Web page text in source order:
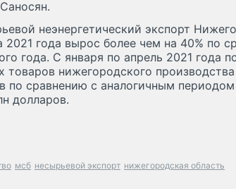
неэнергетический экспорт
2021 года вырос более чем на 40% по
года. С января по апрель 2021 года
товаров нижегородского
по сравнению с аналогичным
долларов.
мсб несырьевой экспорт нижегородская область